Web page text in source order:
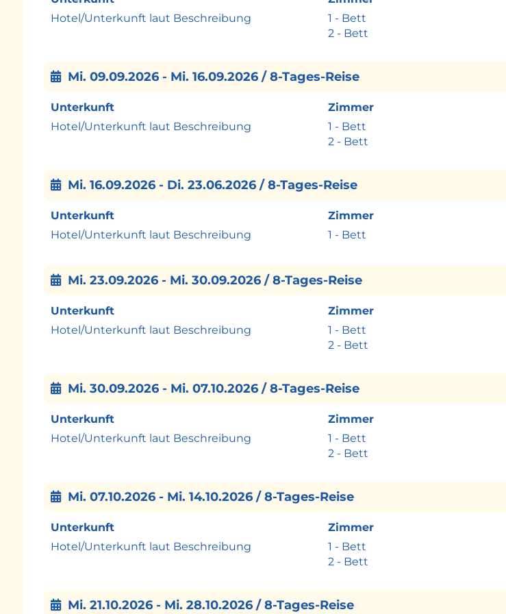
Stadtrundfahrt Edinburgh
Stadtrundfahrt Dublin
7 x Abendessen um 109,-€ pro Person
https://www.gov.uk/guidance/apply-for-an-electronic-travel-authorisation-eta
https://www.bmeia.gv.at/reise-services/reiseinformation/land/vereinigtes-koenigreich/
Hotel/Unterkunft laut Beschreibung
1 - Bett
2 - Bett
Mi. 09.09.2026 - Mi. 16.09.2026 / 8-Tages-Reise
Unterkunft
Hotel/Unterkunft laut Beschreibung
Zimmer
1 - Bett
2 - Bett
Mi. 16.09.2026 - Di. 23.06.2026 / 8-Tages-Reise
Unterkunft
Hotel/Unterkunft laut Beschreibung
Zimmer
1 - Bett
Mi. 23.09.2026 - Mi. 30.09.2026 / 8-Tages-Reise
Unterkunft
Hotel/Unterkunft laut Beschreibung
Zimmer
1 - Bett
2 - Bett
Mi. 30.09.2026 - Mi. 07.10.2026 / 8-Tages-Reise
Unterkunft
Hotel/Unterkunft laut Beschreibung
Zimmer
1 - Bett
2 - Bett
Mi. 07.10.2026 - Mi. 14.10.2026 / 8-Tages-Reise
Unterkunft
Hotel/Unterkunft laut Beschreibung
Zimmer
1 - Bett
2 - Bett
Mi. 21.10.2026 - Mi. 28.10.2026 / 8-Tages-Reise